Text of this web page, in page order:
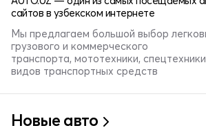
сайтов в узбекском интернете
Мы предлагаем большой выбор
грузового и коммерческого
транспорта, мототехники,
видов транспортных средств
Новые авто